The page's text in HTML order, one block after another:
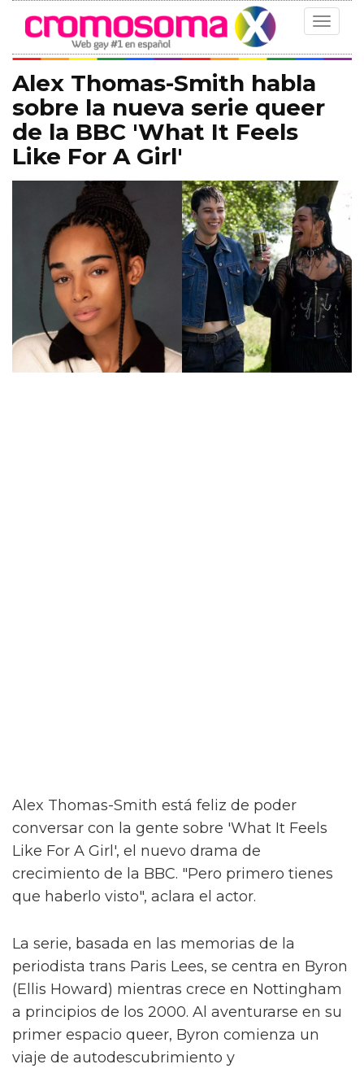
Toggle
Alex Thomas-Smith habla
sobre la nueva serie queer
de la BBC 'What It Feels
Like For A Girl'
Alex Thomas-Smith está feliz de poder
conversar con la gente sobre 'What It Feels
Like For A Girl', el nuevo drama de
crecimiento de la BBC. "Pero primero tienes
que haberlo visto", aclara el actor.
La serie, basada en las memorias de la
periodista trans Paris Lees, se centra en Byron
(Ellis Howard) mientras crece en Nottingham
a principios de los 2000. Al aventurarse en su
primer espacio queer, Byron comienza un
viaje de autodescubrimiento y